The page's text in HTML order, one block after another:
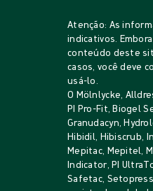
Atenção: As
indicativos.
conteúdo deste
casos, você deve
usá-lo.
O Mölnlycke,
PI Pro-Fit, Biogel
Granudacyn,
Hibidil, Hibiscrub,
Mepitac, Mepitel,
Indicator, PI
Safetac,